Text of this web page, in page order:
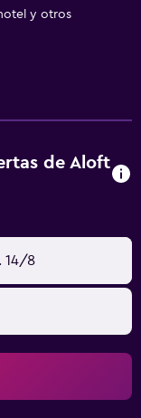
piscina cubierta
la entrada a
y otros
de Aloft
14/8